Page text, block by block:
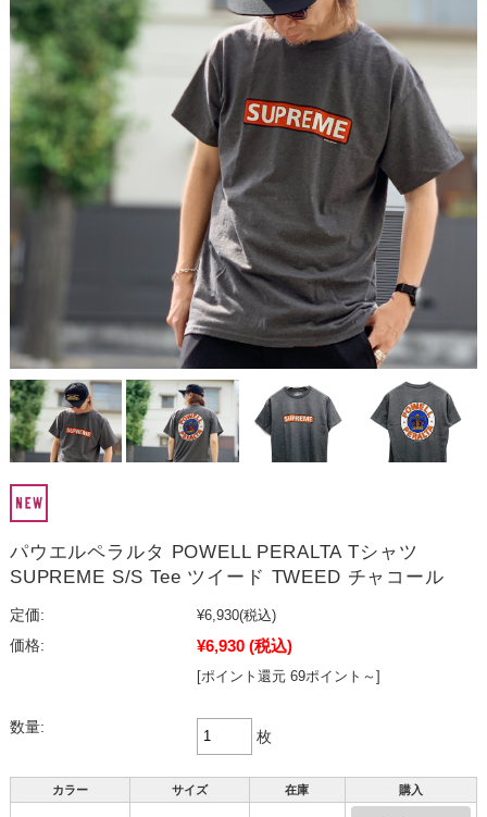
パウエルペラルタ POWELL PERALTA Tシャツ
SUPREME S/S Tee ツイード TWEED チャコール
定価: ¥6,930(税込)
価格:
¥6,930 (税込)
[ポイント還元 69ポイント～]
数量:
枚
カラー サイズ 在庫 購入